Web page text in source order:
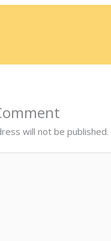
will not be published.